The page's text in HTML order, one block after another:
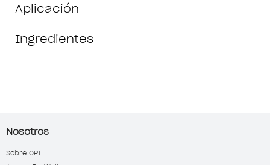
Aplicación
Ingredientes
Nosotros
Sobre OPI